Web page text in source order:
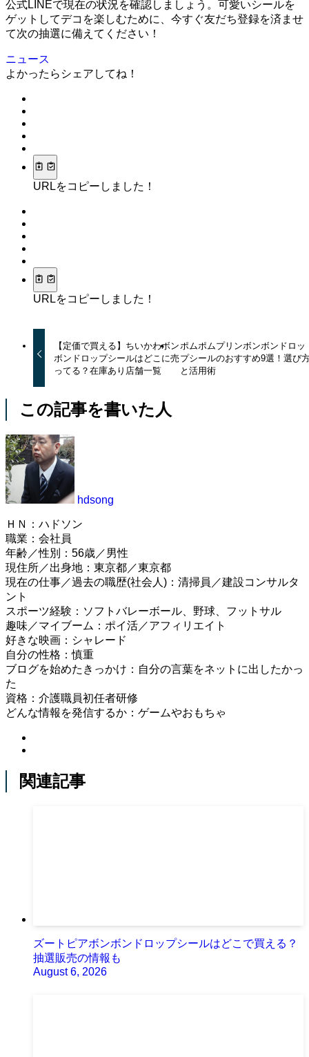
公式LINEで現在の状況を確認しましょう。可愛いシールを
ゲットしてデコを楽しむために、今すぐ友だち登録を済ませ
て次の抽選に備えてください！
ニュース
よかったらシェアしてね！
URLをコピーしました！
URLをコピーしました！
【定価で買える】ちいかわボン
ボンドロップシールはどこに売
ってる？在庫あり店舗一覧
ポムポムプリンボンボンドロッ
プシールのおすすめ9選！選び
と活用術
この記事を書いた人
hdsong
ＨＮ：ハドソン
職業：会社員
年齢／性別：56歳／男性
現住所／出身地：東京都／東京都
現在の仕事／過去の職歴(社会人)：清掃員／建設コンサルタ
ント
スポーツ経験：ソフトバレーボール、野球、フットサル
趣味／マイブーム：ポイ活／アフィリエイト
好きな映画：シャレード
自分の性格：慎重
ブログを始めたきっかけ：自分の言葉をネットに出したかっ
た
資格：介護職員初任者研修
どんな情報を発信するか：ゲームやおもちゃ
関連記事
ズートピアボンボンドロップシールはどこで買える？
抽選販売の情報も
August 6, 2026